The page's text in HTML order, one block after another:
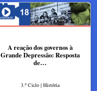
A reação dos governos à
Grande Depressão: Resposta
de…
3.º Ciclo | História